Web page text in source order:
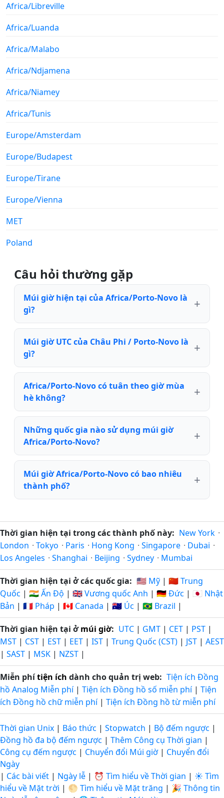
Africa/Libreville
Africa/Luanda
Africa/Malabo
Africa/Ndjamena
Africa/Niamey
Africa/Tunis
Europe/Amsterdam
Europe/Budapest
Europe/Tirane
Europe/Vienna
MET
Poland
Câu hỏi thường gặp
Múi giờ hiện tại của Africa/Porto-Novo là
gì?
Múi giờ UTC của Châu Phi / Porto-Novo là
gì?
Africa/Porto-Novo có tuân theo giờ mùa
hè không?
Những quốc gia nào sử dụng múi giờ
Africa/Porto-Novo?
Múi giờ Africa/Porto-Novo có bao nhiêu
thành phố?
Thời gian hiện tại trong các thành phố này: New York ·
London · Tokyo · Paris · Hong Kong · Singapore · Dubai ·
Los Angeles · Shanghai · Beijing · Sydney · Mumbai
Thời gian hiện tại ở các quốc gia: 🇺🇸 Mỹ | 🇨🇳 Trung
Quốc | 🇮🇳 Ấn Độ | 🇬🇧 Vương quốc Anh | 🇩🇪 Đức | 🇯🇵 Nhật
Bản | 🇫🇷 Pháp | 🇨🇦 Canada | 🇦🇺 Úc | 🇧🇷 Brazil |
Thời gian hiện tại ởmúi giờ: UTC | GMT | CET | PST |
MST | CST | EST | EET | IST | Trung Quốc (CST) | JST | AEST
| SAST | MSK | NZST |
Miễn phítiện ích dành cho quản trị web: Tiện ích Đồng
hồ Analog Miễn phí| Tiện ích Đồng hồ số miễn phí| Tiện
ích Đồng hồ chữ miễn phí| Tiện ích Đồng hồ từ miễn phí
Thời gian Unix | Báo thức | Stopwatch | Bộ đếm ngược |
Đồng hồ đa bộ đếm ngược | Thêm Công cụ Thời gian |
Công cụ đếm ngược | Chuyển đổi Múi giờ | Chuyển đổi
Ngày
| Các bài viết | Ngày lễ | ⏰ Tìm hiểu về Thời gian | ☀️ Tìm
hiểu về Mặt trời | 🌕 Tìm hiểu về Mặt trăng | 🎉 Thông tin